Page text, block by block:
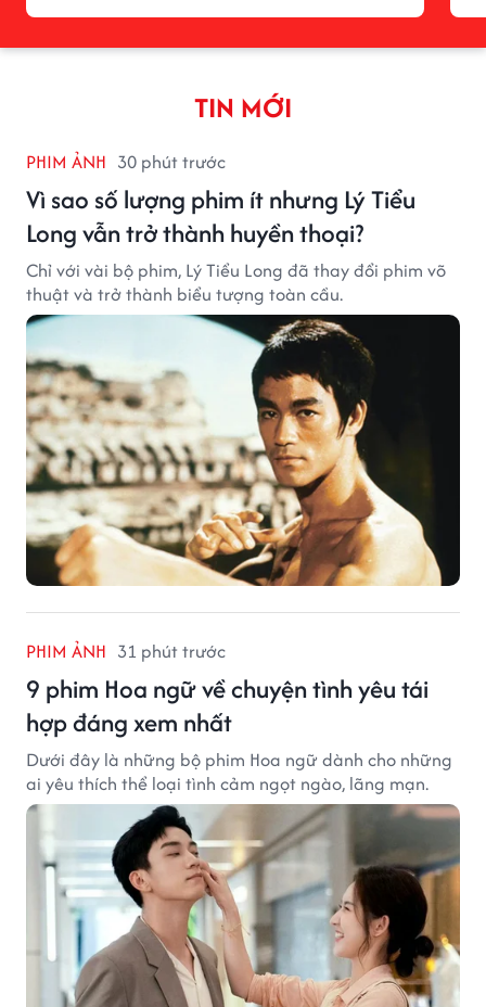
TIN MỚI
PHIM ẢNH 30 phút trước
Vì sao số lượng phim ít nhưng Lý Tiểu
Long vẫn trở thành huyền thoại?
Chỉ với vài bộ phim, Lý Tiểu Long đã thay đổi phim võ
thuật và trở thành biểu tượng toàn cầu.
PHIM ẢNH 31 phút trước
9 phim Hoa ngữ về chuyện tình yêu tái
hợp đáng xem nhất
Dưới đây là những bộ phim Hoa ngữ dành cho những
ai yêu thích thể loại tình cảm ngọt ngào, lãng mạn.